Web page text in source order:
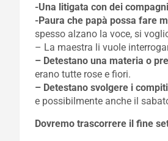
-Una litigata con dei
-Paura che papà possa fare
spesso alzano la voce, si
– La maestra li vuole
– Detestano una materia o
erano tutte rose e fiori.
– Detestano svolgere i
e possibilmente anche il
Dovremo trascorrere il fine